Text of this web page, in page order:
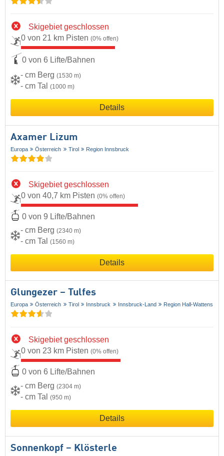
Skigebiet geschlossen
0 von 21 km Pisten (0% offen)
0 von 6 Lifte/Bahnen
- cm Berg (1530 m)
- cm Tal (1000 m)
Details
Axamer Lizum
Europa Österreich Tirol Region Innsbruck
Skigebiet geschlossen
0 von 40,7 km Pisten (0% offen)
0 von 9 Lifte/Bahnen
- cm Berg (2340 m)
- cm Tal (1560 m)
Details
Glungezer – Tulfes
Europa Österreich Tirol Innsbruck Innsbruck-Land Region Hall-Wattens
Skigebiet geschlossen
0 von 23 km Pisten (0% offen)
0 von 6 Lifte/Bahnen
- cm Berg (2304 m)
- cm Tal (950 m)
Details
Sonnenkopf – Klösterle